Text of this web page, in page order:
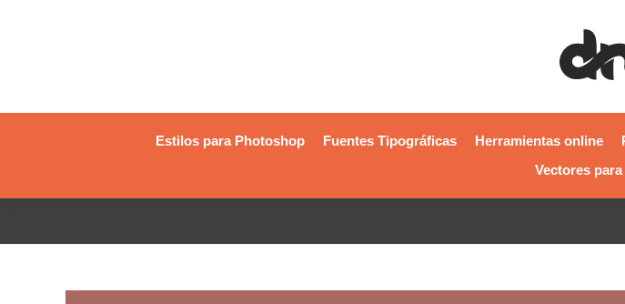
Estilos para Photoshop Fuentes Tipográficas Herramientas online
Vectores